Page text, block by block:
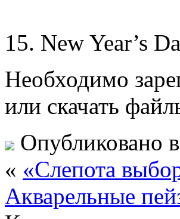
15. New Year’s
Необходимо
или скачать
Опубликовано
« «Слепота
Акварельные